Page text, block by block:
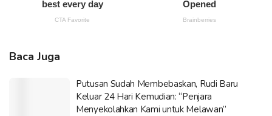
Baca Juga
Putusan Sudah Membebaskan, Rudi Baru
Keluar 24 Hari Kemudian: “Penjara
Menyekolahkan Kami untuk Melawan”